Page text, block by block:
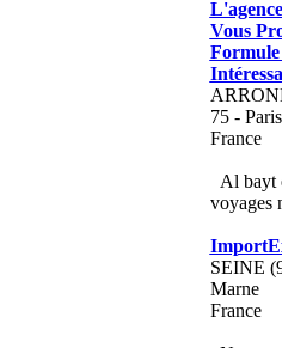
Vous
75 - Paris
France
Al bayt
voyages
SEINE
Marne
France